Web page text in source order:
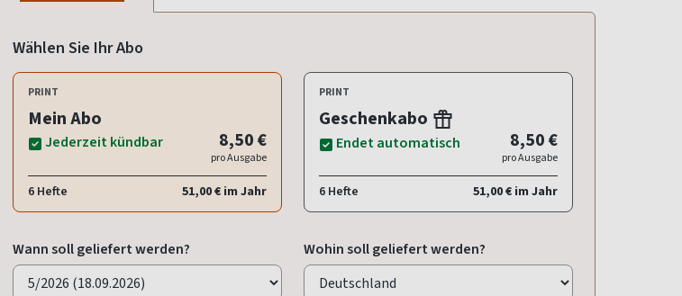
Wählen Sie Ihr Abo
PRINT
Mein Abo
Jederzeit kündbar 8,50 €
pro Ausgabe
6 Hefte 51,00 € im Jahr
PRINT
Geschenkabo
Endet automatisch 8,50 €
pro Ausgabe
6 Hefte 51,00 € im Jahr
Wann soll geliefert werden? Wohin soll geliefert werden?